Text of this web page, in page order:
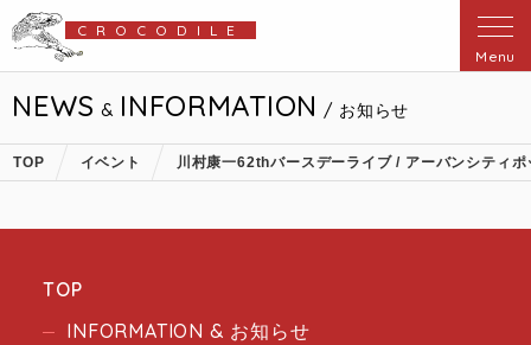
CROCODILE
Menu
NEWS & INFORMATION / お知らせ
TOP イベント 川村康一62thバースデーライブ / アーバンシティ
TOP
INFORMATION & お知らせ